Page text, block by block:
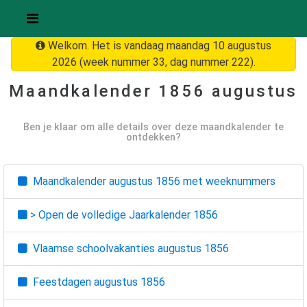
Welkom. Het is vandaag maandag 10 augustus
2026 (week nummer 33, dag nummer 222).
Maandkalender 1856 augustus
Ben je klaar om alle details over deze maandkalender te
ontdekken?
Maandkalender augustus 1856 met weeknummers
> Open de volledige Jaarkalender 1856
Vlaamse schoolvakanties augustus 1856
Feestdagen augustus 1856